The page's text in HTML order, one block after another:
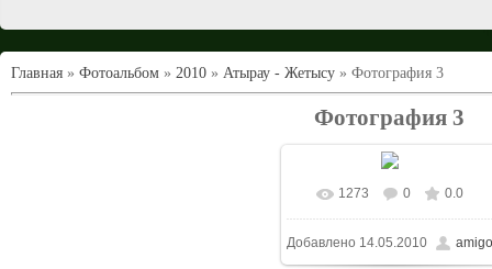
Главная » Фотоальбом » 2010 » Атырау - Жетысу » Фотография 3
Фотография 3
В реальном размере
1024x768/ 123.3Kb
1273 0 0.0
Добавлено 14.05.2010 amigo